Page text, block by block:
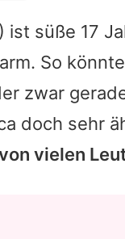
ist süße 17
So
zwar
doch sehr
vielen